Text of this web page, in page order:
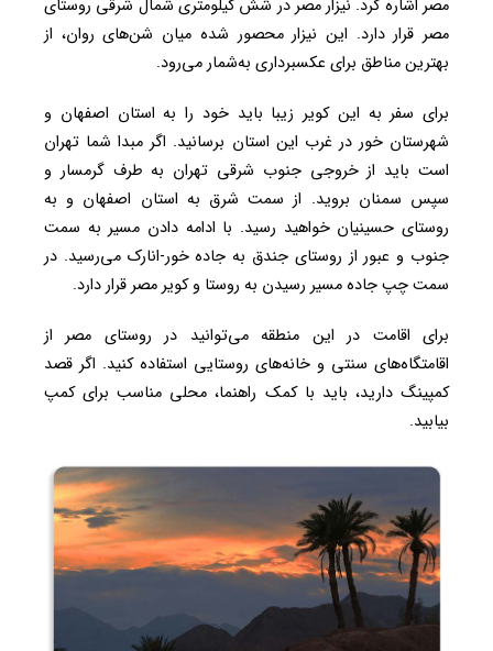
مصر اشاره کرد. نیزار مصر در شش کیلومتری شمال شرقی روستای
مصر قرار دارد. این نیزار محصور شده میان شن‌های روان، از
بهترین مناطق برای عکسبرداری به‌شمار می‌رود.
برای سفر به این کویر زیبا باید خود را به استان اصفهان و
شهرستان خور در غرب این استان برسانید. اگر مبدا شما تهران
است باید از خروجی جنوب شرقی تهران به‌ طرف گرمسار و
سپس سمنان بروید. از سمت شرق به استان اصفهان و به
روستای حسینیان خواهید رسید. با ادامه دادن مسیر به سمت
جنوب و عبور از روستای جندق به جاده خور-انارک می‌رسید. در
سمت چپ جاده مسیر رسیدن به روستا و کویر مصر قرار دارد.
برای اقامت در این منطقه می‌توانید در روستای مصر از
اقامتگاه‌های سنتی و خانه‌های روستایی استفاده کنید. اگر قصد
کمپینگ دارید، باید با کمک راهنما، محلی مناسب برای کمپ
بیابید.